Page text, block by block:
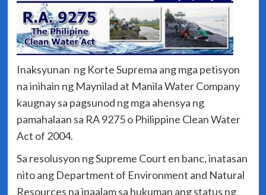
Inaksyunan ng Korte Suprema ang mga petisyon
na inihain ng Maynilad at Manila Water Company
kaugnay sa pagsunod ng mga ahensya ng
pamahalaan sa RA 9275 o Philippine Clean Water
Act of 2004.
Sa resolusyon ng Supreme Court en banc, inatasan
nito ang Department of Environment and Natural
Resources na ipaalam sa hukuman ang status ng